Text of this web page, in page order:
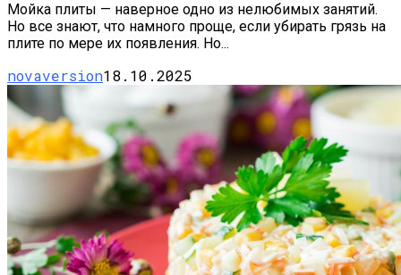
Мойка плиты — наверное одно из нелюбимых занятий.
Но все знают, что намного проще, если убирать грязь на
плите по мере их появления. Но...
novaversion18.10.2025